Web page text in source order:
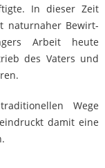
In dieser Zeit
naturnaher Bewirt­
Arbeit heute
des Vaters und
Wege
damit eine